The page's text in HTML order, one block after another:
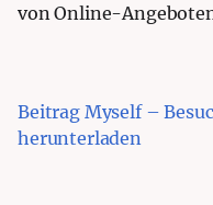
von Online-
Beitrag Myself –
herunterladen